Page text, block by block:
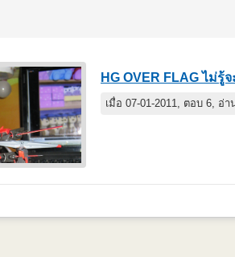
HG OVER FLAG ไม่รู้
เมื่อ 07-01-2011, ตอบ 6, อ่า